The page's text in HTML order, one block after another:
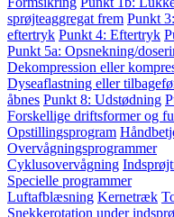
sprøjteaggregat frem Punkt
eftertryk Punkt 4: Eftertryk
Punkt 5a: Opsnekning/
Dekompression eller
Dyseaflastning eller
åbnes Punkt 8: Udstødning
Forskellige driftsformer og
Opstillingsprogram
Overvågningsprogrammer
Cyklusovervågning
Specielle programmer
Luftafblæsning Kernetræk
Snekkerotation under